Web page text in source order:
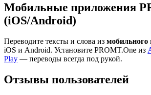
Мобильные приложения
(iOS/Android)
Переводите тексты и слова из
iOS и Android. Установите PROMT.One из
Play — переводы всегда под рукой.
Отзывы пользователей